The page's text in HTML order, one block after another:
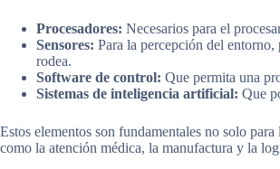
Procesadores: Necesarios para el
Sensores: Para la percepción del
rodea.
Software de control: Que permita una
Sistemas de inteligencia artificial: Que
Estos elementos son fundamentales no solo
como la atención médica, la manufactura y la